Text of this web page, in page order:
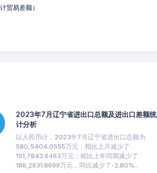
贸易差额）
2023年7月辽宁省进出口总额及进出口差额统
计分析
以人民币计，2023年7月辽宁省进出口总额为
580,5404.0555万元，相比上月减少了
151,7843.6463万元；相比上年同期减少了
186,2831.8699万元，同比减少了-2.80%。